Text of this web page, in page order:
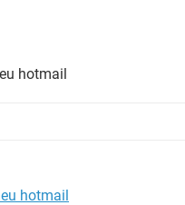
hotmail
hotmail